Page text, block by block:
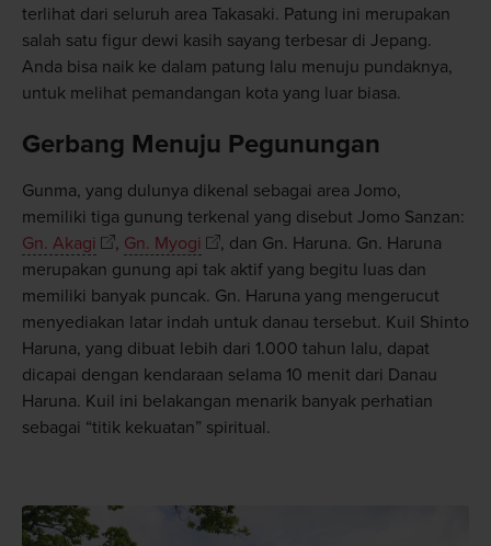
terlihat dari seluruh area Takasaki. Patung ini merupakan
salah satu figur dewi kasih sayang terbesar di Jepang.
Anda bisa naik ke dalam patung lalu menuju pundaknya,
untuk melihat pemandangan kota yang luar biasa.
Gerbang Menuju Pegunungan
Gunma, yang dulunya dikenal sebagai area Jomo,
memiliki tiga gunung terkenal yang disebut Jomo Sanzan:
Gn. Akagi
, Gn. Myogi
, dan Gn. Haruna. Gn. Haruna
merupakan gunung api tak aktif yang begitu luas dan
memiliki banyak puncak. Gn. Haruna yang mengerucut
menyediakan latar indah untuk danau tersebut. Kuil Shinto
Haruna, yang dibuat lebih dari 1.000 tahun lalu, dapat
dicapai dengan kendaraan selama 10 menit dari Danau
Haruna. Kuil ini belakangan menarik banyak perhatian
sebagai “titik kekuatan” spiritual.